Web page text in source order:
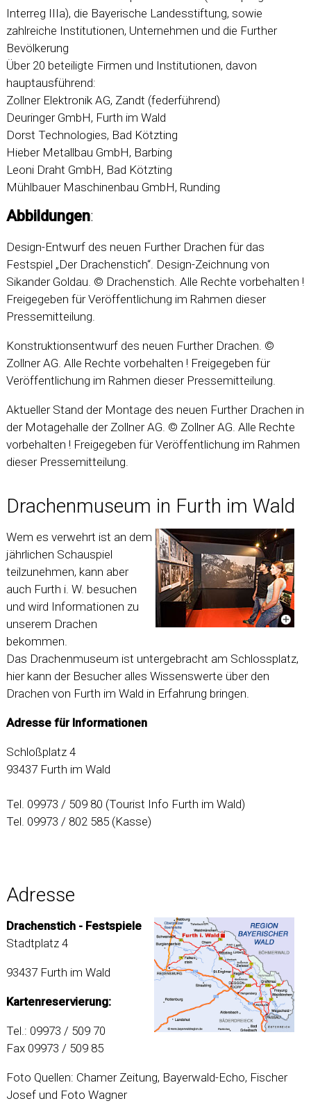
Interreg IIIa), die Bayerische Landesstiftung, sowie
zahlreiche Institutionen, Unternehmen und die Further
Bevölkerung
Über 20 beteiligte Firmen und Institutionen, davon
hauptausführend:
Zollner Elektronik AG, Zandt (federführend)
Deuringer GmbH, Furth im Wald
Dorst Technologies, Bad Kötzting
Hieber Metallbau GmbH, Barbing
Leoni Draht GmbH, Bad Kötzting
Mühlbauer Maschinenbau GmbH, Runding
Abbildungen:
Design-Entwurf des neuen Further Drachen für das
Festspiel „Der Drachenstich“. Design-Zeichnung von
Sikander Goldau. © Drachenstich. Alle Rechte vorbehalten !
Freigegeben für Veröffentlichung im Rahmen dieser
Pressemitteilung.
Konstruktionsentwurf des neuen Further Drachen. ©
Zollner AG. Alle Rechte vorbehalten ! Freigegeben für
Veröffentlichung im Rahmen dieser Pressemitteilung.
Aktueller Stand der Montage des neuen Further Drachen in
der Motagehalle der Zollner AG. © Zollner AG. Alle Rechte
vorbehalten ! Freigegeben für Veröffentlichung im Rahmen
dieser Pressemitteilung.
Drachenmuseum in Furth im Wald
Wem es verwehrt ist an dem
jährlichen Schauspiel
teilzunehmen, kann aber
auch Furth i. W. besuchen
und wird Informationen zu
unserem Drachen
bekommen.
Das Drachenmuseum ist untergebracht am Schlossplatz,
hier kann der Besucher alles Wissenswerte über den
Drachen von Furth im Wald in Erfahrung bringen.
Adresse für Informationen
Schloßplatz 4
93437 Furth im Wald
Tel. 09973 / 509 80 (Tourist Info Furth im Wald)
Tel. 09973 / 802 585 (Kasse)
Adresse
Drachenstich - Festspiele
Stadtplatz 4
93437 Furth im Wald
Kartenreservierung:
Tel.: 09973 / 509 70
Fax 09973 / 509 85
Foto Quellen: Chamer Zeitung, Bayerwald-Echo, Fischer
Josef und Foto Wagner